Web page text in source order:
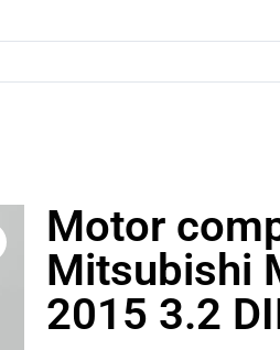
Motor
Mitsubishi
2015 3.2